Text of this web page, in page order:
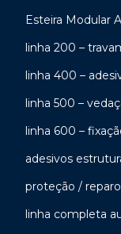
Esteira Modular
linha 200 –
linha 400 –
linha 500 –
linha 600 –
adesivos
proteção /
linha completa